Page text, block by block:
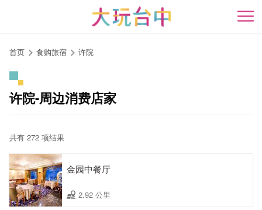
开
首页 食购旅宿 许院
许院-周边消费店家
共有 272 项结果
金园中餐厅
2.92 公里